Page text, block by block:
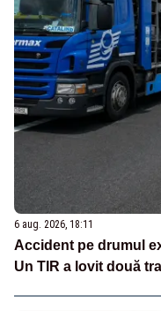
6 aug. 2026, 18:11
Accident pe drumul
Un TIR a lovit două